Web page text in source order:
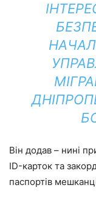
Він додав – нині
ID-карток та
паспортів